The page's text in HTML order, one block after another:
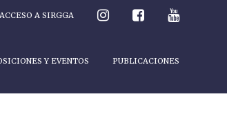
ACCESO A SIRGGA
Y EVENTOS PUBLICACIONES